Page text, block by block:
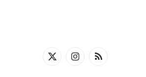
X
InstagramRSS